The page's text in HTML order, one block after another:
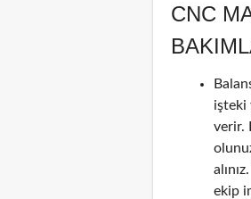
CNC
işteki
verir.
ekip